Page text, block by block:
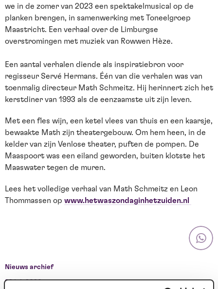
we in de zomer van 2023 een spektakelmusical op de
planken brengen, in samenwerking met Toneelgroep
Maastricht. Een verhaal over de Limburgse
overstromingen met muziek van Rowwen Hèze.
Een aantal verhalen diende als inspiratiebron voor
regisseur Servé Hermans. Één van die verhalen was van
toenmalig directeur Math Schmeitz. Hij herinnert zich het
kerstdiner van 1993 als de eenzaamste uit zijn leven.
Met een fles wijn, een ketel vlees van thuis en een kaarsje,
bewaakte Math zijn theatergebouw. Om hem heen, in de
kelder van zijn Venlose theater, puften de pompen. De
Maaspoort was een eiland geworden, buiten klotste het
Maaswater tegen de muren.
Lees het volledige verhaal van Math Schmeitz en Leon
Thommassen op www.hetwaszondaginhetzuiden.nl
Nieuws archief
22 jul. 2026